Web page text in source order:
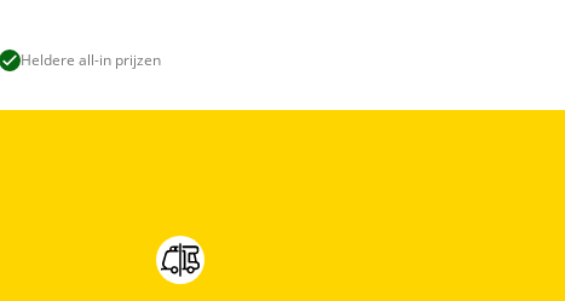
Heldere all-in prijzen